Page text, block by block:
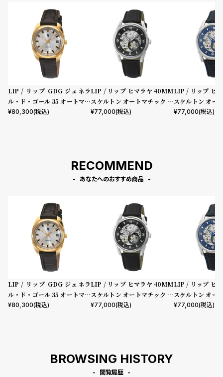
LIP / リップ GDG ジェネラ
ル・ド・ゴール 35 オートマチ
ック ゴールド ブラウンレザー
¥80,300(税込)
LIP / リップ ヒマラヤ 40MM
スケルトン オートマチック ブ
ラック
¥77,000(税込)
LIP / リップ ヒ
スケルトン オー
ルー
¥77,000(税込)
RECOMMEND
あなたへのおすすめ商品
LIP / リップ GDG ジェネラ
ル・ド・ゴール 35 オートマチ
ック ゴールド ブラウンレザー
¥80,300(税込)
LIP / リップ ヒマラヤ 40MM
スケルトン オートマチック ブ
ラック
¥77,000(税込)
LIP / リップ ヒ
スケルトン オー
ルー
¥77,000(税込)
BROWSING HISTORY
閲覧履歴